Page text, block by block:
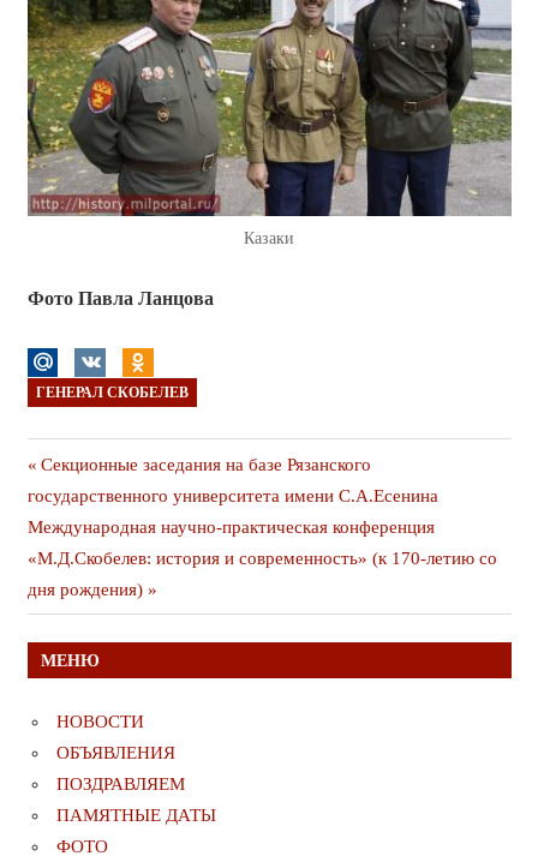
Казаки
Фото Павла Ланцова
ГЕНЕРАЛ СКОБЕЛЕВ
Навигация
по
записям
Предыдущая
публикация
Секционные заседания на базе Рязанского
государственного университета имени С.А.Есенина
Следующая
публикация
Международная научно-практическая конференция
«М.Д.Скобелев: история и современность» (к 170-летию со
дня рождения)
МЕНЮ
НОВОСТИ
ОБЪЯВЛЕНИЯ
ПОЗДРАВЛЯЕМ
ПАМЯТНЫЕ ДАТЫ
ФОТО